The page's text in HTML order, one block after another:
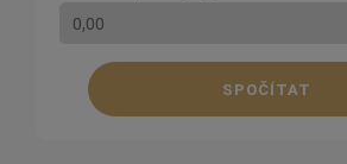
SPOČÍTAT